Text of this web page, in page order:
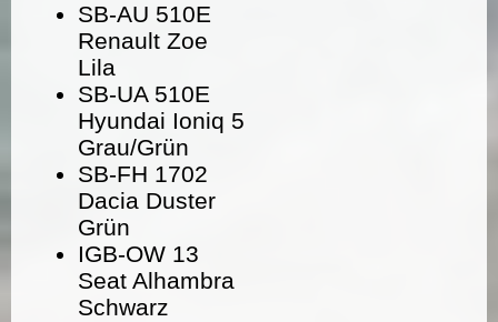
SB-AU 510E
Renault Zoe
Lila
SB-UA 510E
Hyundai Ioniq 5
Grau/Grün
SB-FH 1702
Dacia Duster
Grün
IGB-OW 13
Seat Alhambra
Schwarz